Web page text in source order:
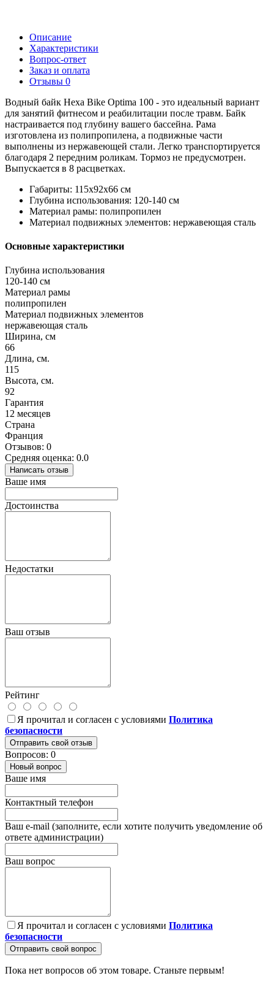
Описание
Характеристики
Вопрос-ответ
Заказ и оплата
Отзывы 0
Водный байк Hexa Bike Optima 100 - это идеальный вариант
для занятий фитнесом и реабилитации после травм. Байк
настраивается под глубину вашего бассейна. Рама
изготовлена из полипропилена, а подвижные части
выполнены из нержавеющей стали. Легко транспортируется
благодаря 2 передним роликам. Тормоз не предусмотрен.
Выпускается в 8 расцветках.
Габариты: 115x92x66 см
Глубина использования: 120-140 см
Материал рамы: полипропилен
Материал подвижных элементов: нержавеющая сталь
Основные характеристики
Глубина использования
120-140 см
Материал рамы
полипропилен
Материал подвижных элементов
нержавеющая сталь
Ширина, см
66
Длина, см.
115
Высота, см.
92
Гарантия
12 месяцев
Страна
Франция
Отзывов: 0
Средняя оценка: 0.0
Написать отзыв
Ваше имя
Достоинства
Недостатки
Ваш отзыв
Рейтинг
Я прочитал и согласен с условиями Политика
безопасности
Отправить свой отзыв
Вопросов: 0
Новый вопрос
Ваше имя
Контактный телефон
Ваш e-mail (заполните, если хотите получить уведомление об
ответе администрации)
Ваш вопрос
Я прочитал и согласен с условиями Политика
безопасности
Отправить свой вопрос
Пока нет вопросов об этом товаре. Станьте первым!